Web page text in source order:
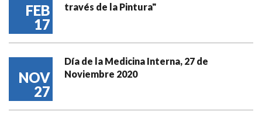
FEB
17
través de la Pintura"
NOV
27
Día de la Medicina Interna, 27 de
Noviembre 2020